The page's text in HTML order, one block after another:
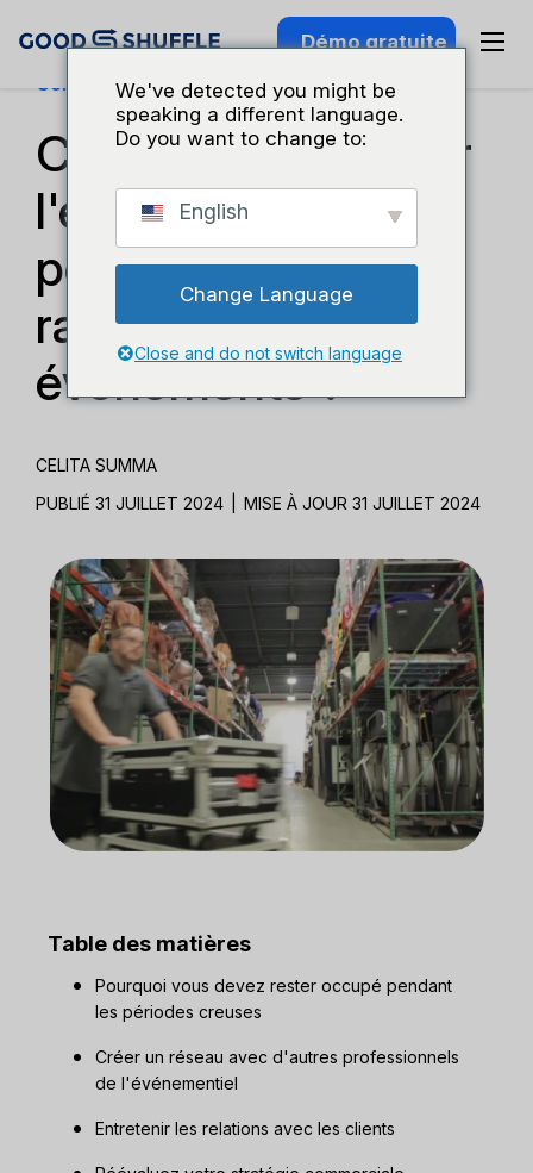
Démo gratuite
Connaissance Du Secteur
Comment maintenir
l'élan pendant la
période de
ralentissement des
événements ?
CELITA SUMMA
PUBLIÉ 31 JUILLET 2024
MISE À JOUR 31 JUILLET 2024
Table des matières
Pourquoi vous devez rester occupé pendant
les périodes creuses
Créer un réseau avec d'autres professionnels
de l'événementiel
Entretenir les relations avec les clients
We've detected you might be
speaking a different language.
Do you want to change to:
English
Change Language
Close and do not switch language